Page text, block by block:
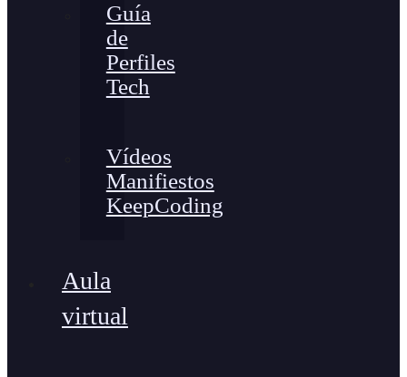
Guía
de
Perfiles
Tech
Vídeos
Manifiestos
KeepCoding
Aula
virtual